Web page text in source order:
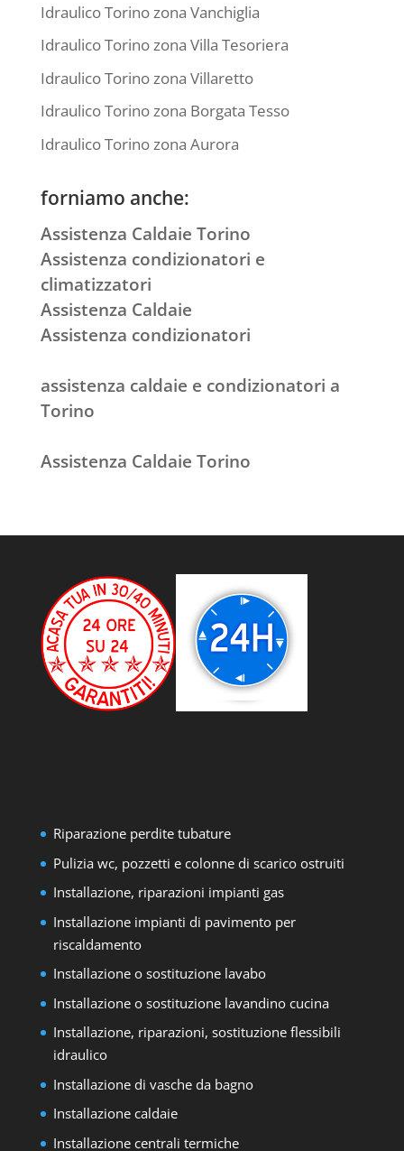
Idraulico Torino zona Vanchiglia
Idraulico Torino zona Villa Tesoriera
Idraulico Torino zona Villaretto
Idraulico Torino zona Borgata Tesso
Idraulico Torino zona Aurora
forniamo anche:
Assistenza Caldaie Torino
Assistenza condizionatori e
climatizzatori
Assistenza Caldaie
Assistenza condizionatori
assistenza caldaie e condizionatori a
Torino
Assistenza Caldaie Torino
Riparazione perdite tubature
Pulizia wc, pozzetti e colonne di scarico ostruiti
Installazione, riparazioni impianti gas
Installazione impianti di pavimento per
riscaldamento
Installazione o sostituzione lavabo
Installazione o sostituzione lavandino cucina
Installazione, riparazioni, sostituzione flessibili
idraulico
Installazione di vasche da bagno
Installazione caldaie
Installazione centrali termiche